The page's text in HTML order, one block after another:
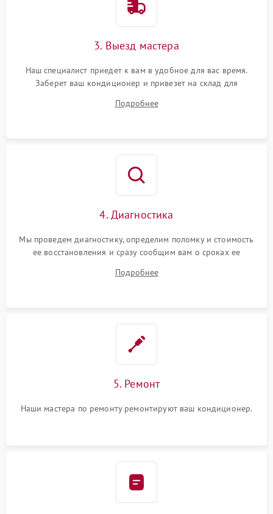
3. Выезд мастера
Наш специалист приедет к вам в удобное для вас время.
Заберет ваш кондиционер и привезет на склад для
Подробнее
4. Диагностика
Мы проведем диагностику, определим поломку и стоимость
ее восстановления и сразу сообщим вам о сроках ее
Подробнее
5. Ремонт
Наши мастера по ремонту ремонтируют ваш кондиционер.